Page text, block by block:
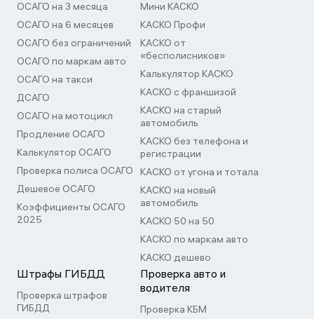
ОСАГО на 3 месяца
ОСАГО на 6 месяцев
ОСАГО без ограничений
ОСАГО по маркам авто
ОСАГО на такси
ДСАГО
ОСАГО на мотоцикл
Продление ОСАГО
Калькулятор ОСАГО
Проверка полиса ОСАГО
Дешевое ОСАГО
Коэффициенты ОСАГО
2025
Мини КАСКО
КАСКО Профи
КАСКО от
«бесполисников»
Калькулятор КАСКО
КАСКО с франшизой
КАСКО на старый
автомобиль
КАСКО без телефона и
регистрации
КАСКО от угона и тотала
КАСКО на новый
автомобиль
КАСКО 50 на 50
КАСКО по маркам авто
КАСКО дешево
Штрафы ГИБДД
Проверка штрафов
ГИБДД
Проверка авто и
водителя
Проверка КБМ